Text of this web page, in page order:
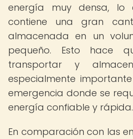
energía muy densa, lo
contiene una gran
almacenada en un
pequeño. Esto hace
transportar y
especialmente
emergencia donde se
energía confiable y rápida.
En comparación con las